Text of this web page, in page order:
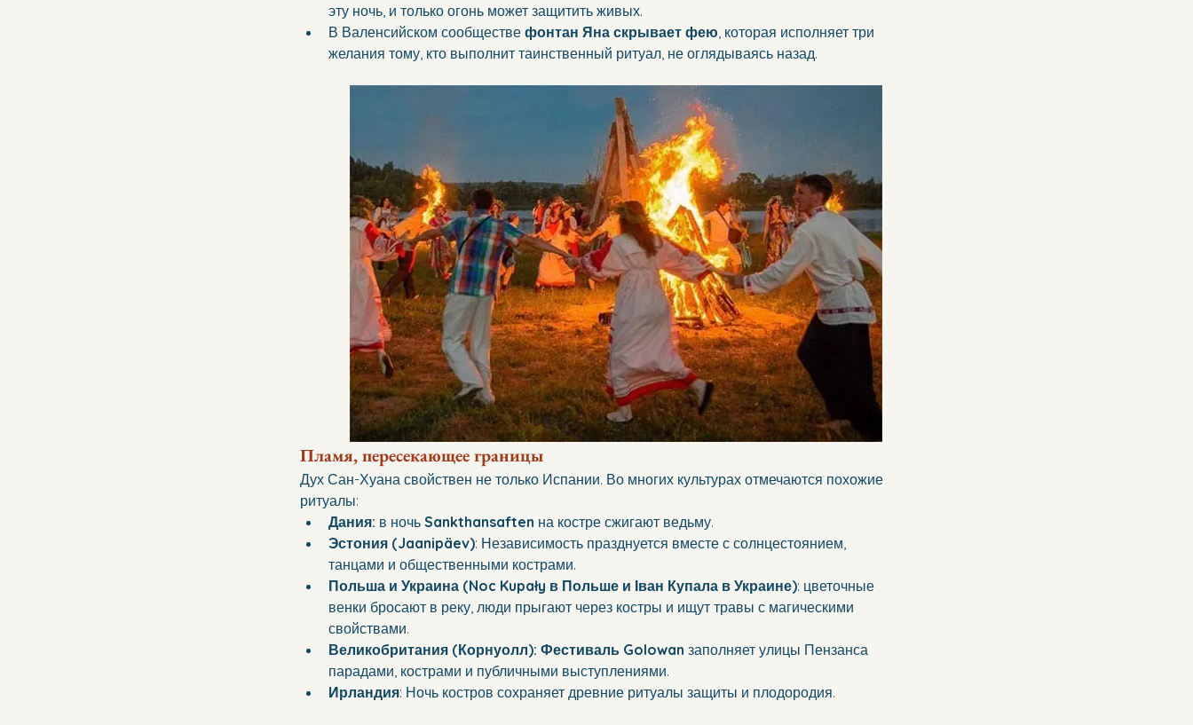
эту ночь, и только огонь может защитить живых.
В Валенсийском сообществе фонтан Яна скрывает фею, которая исполняет три
желания тому, кто выполнит таинственный ритуал, не оглядываясь назад.
Пламя, пересекающее границы
Дух Сан-Хуана свойствен не только Испании. Во многих культурах отмечаются похожие
ритуалы:
Дания: в ночь Sankthansaften на костре сжигают ведьму.
Эстония (Jaanipäev): Независимость празднуется вместе с солнцестоянием,
танцами и общественными кострами.
Польша и Украина (Noc Kupały в Польше и Іван Купала в Украине): цветочные
венки бросают в реку, люди прыгают через костры и ищут травы с магическими
свойствами.
Великобритания (Корнуолл): Фестиваль Golowan заполняет улицы Пензанса
парадами, кострами и публичными выступлениями.
Ирландия: Ночь костров сохраняет древние ритуалы защиты и плодородия.